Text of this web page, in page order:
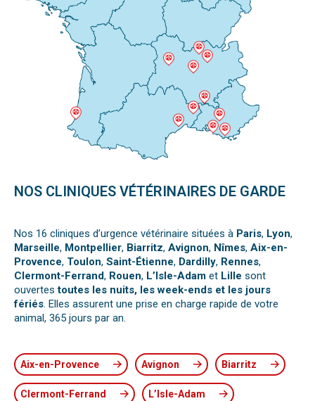
NOS CLINIQUES VÉTÉRINAIRES DE GARDE
Nos 16 cliniques d’urgence vétérinaire situées à Paris, Lyon,
Marseille, Montpellier, Biarritz, Avignon, Nîmes, Aix-en-
Provence, Toulon, Saint-Étienne, Dardilly, Rennes,
Clermont-Ferrand, Rouen, L’Isle-Adam et Lille sont
ouvertestoutes les nuits, les week-ends et les jours
fériés. Elles assurent une prise en charge rapide de votre
animal, 365 jours par an.
Aix-en-Provence Avignon Biarritz
Clermont-Ferrand L’Isle-Adam